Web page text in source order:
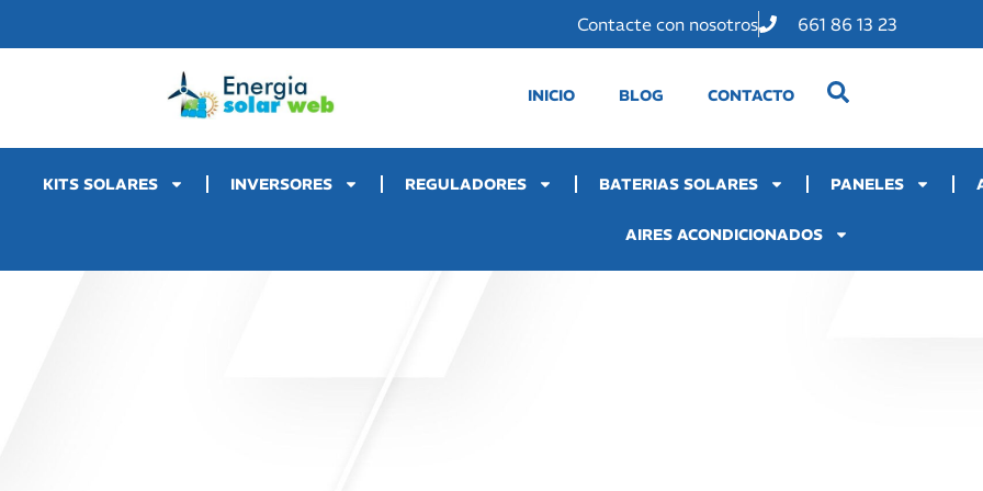
Contacte con nosotros 661 86 13 23
INICIO BLOG CONTACTO
KITS SOLARES INVERSORES REGULADORES BATERIAS SOLARES PANELES
AIRES ACONDICIONADOS